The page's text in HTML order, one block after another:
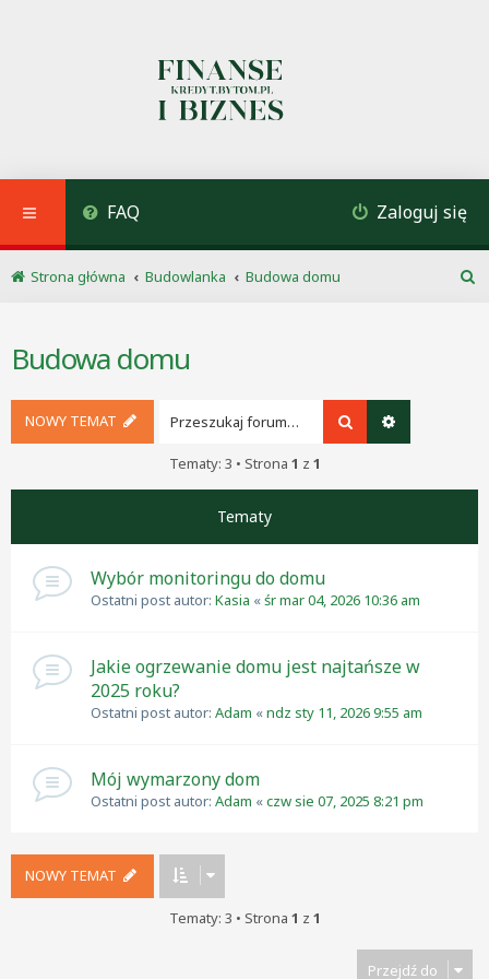
FAQ Zaloguj się
Strona główna Budowlanka
Budowa domu
Budowa domu
NOWY TEMAT Szukaj
Tematy: 3 • Strona 1 z 1
Tematy
Wybór monitoringu do domu
Ostatni post autor: Kasia «śr mar 04, 2026 10:36 am
Jakie ogrzewanie domu jest najtańsze w
2025 roku?
Ostatni post autor: Adam «ndz sty 11, 2026 9:55 am
Mój wymarzony dom
Ostatni post autor: Adam «czw sie 07, 2025 8:21 pm
NOWY TEMAT
Tematy: 3 • Strona 1 z 1
Przejdź do